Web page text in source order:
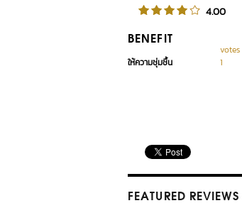
4.00
BENEFIT
votes
ให้ความชุ่มชื้น
1
FEATURED REVIEWS